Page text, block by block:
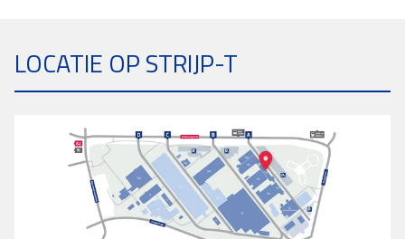
LOCATIE OP STRIJP-T